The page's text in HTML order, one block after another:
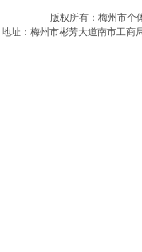
版权所有：梅州市
地址：梅州市彬芳大道南市工商